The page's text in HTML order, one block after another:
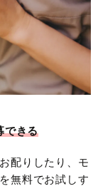
できる
配りしたり、モ
無料でお試しす